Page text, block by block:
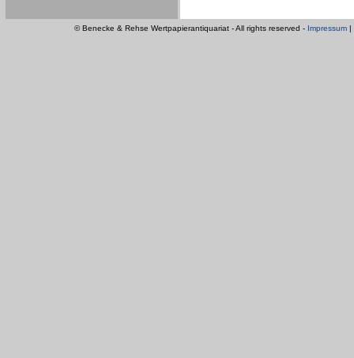
© Benecke & Rehse Wertpapierantiquariat - All rights reserved - Impressum |